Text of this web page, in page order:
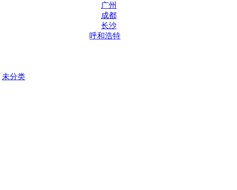
广州
成都
长沙
呼和浩特
未分类